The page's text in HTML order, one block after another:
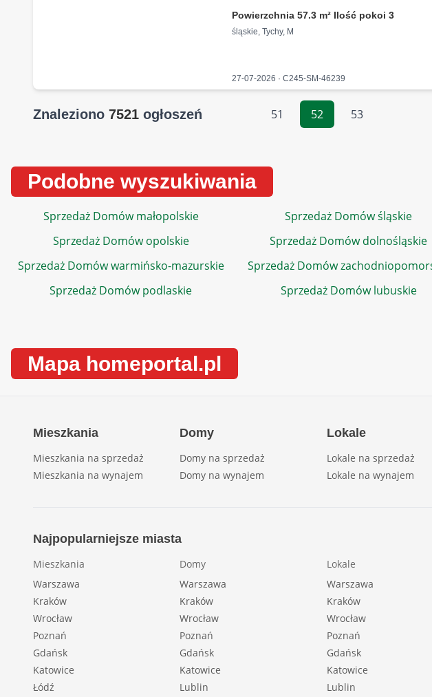
Powierzchnia 57.3 m² Ilość pokoi 3
śląskie, Tychy, M
27-07-2026 · C245-SM-46239
Znaleziono 7521 ogłoszeń 51 52 53
Podobne wyszukiwania
Sprzedaż Domów małopolskie Sprzedaż Domów śląskie
Sprzedaż Domów opolskie
Sprzedaż Domów dolnośląskie
Sprzedaż Domów warmińsko-mazurskie
Sprzedaż Domów
Sprzedaż Domów podlaskie
Sprzedaż Domów lubuskie
Mapa homeportal.pl
Mieszkania
Mieszkania na sprzedaż
Mieszkania na wynajem
Domy
Domy na sprzedaż
Domy na wynajem
Lokale
Lokale na sprzedaż
Lokale na wynajem
Najpopularniejsze miasta
Mieszkania
Warszawa
Kraków
Wrocław
Poznań
Gdańsk
Katowice
Łódź
Domy
Warszawa
Kraków
Wrocław
Poznań
Gdańsk
Katowice
Lublin
Lokale
Warszawa
Kraków
Wrocław
Poznań
Gdańsk
Katowice
Lublin